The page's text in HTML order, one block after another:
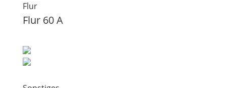
Flur
Flur 60 A